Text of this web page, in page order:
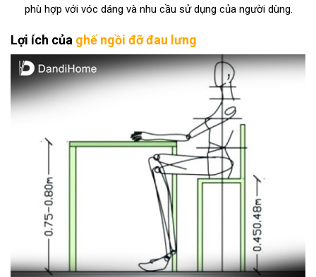
phù hợp với vóc dáng và nhu cầu sử dụng của người dùng.
Lợi ích của ghế ngồi đỡ đau lưng